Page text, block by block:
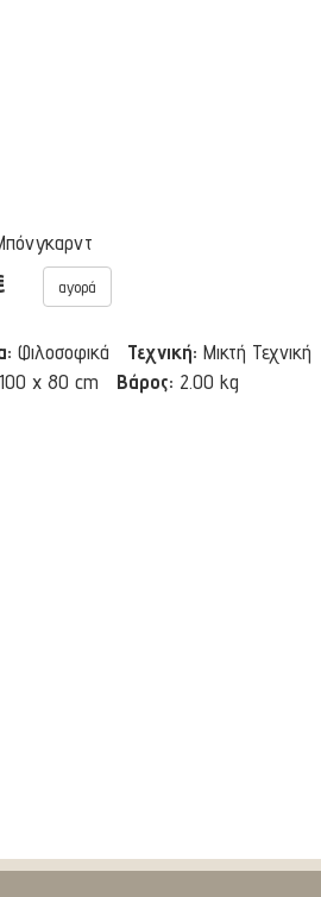
αγορά
Φιλοσοφικά Τεχνική: Μικτή Τεχνική
100 x 80 cm Βάρος: 2.00 kg